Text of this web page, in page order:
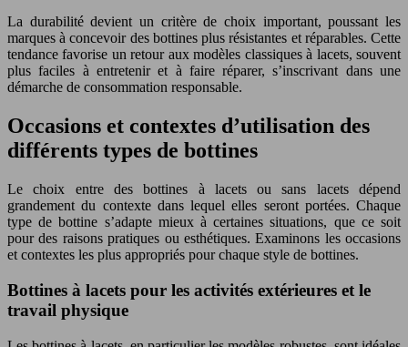
La durabilité devient un critère de choix important, poussant les
marques à concevoir des bottines plus résistantes et réparables. Cette
tendance favorise un retour aux modèles classiques à lacets, souvent
plus faciles à entretenir et à faire réparer, s’inscrivant dans une
démarche de consommation responsable.
Occasions et contextes d’utilisation des
différents types de bottines
Le choix entre des bottines à lacets ou sans lacets dépend
grandement du contexte dans lequel elles seront portées. Chaque
type de bottine s’adapte mieux à certaines situations, que ce soit
pour des raisons pratiques ou esthétiques. Examinons les occasions
et contextes les plus appropriés pour chaque style de bottines.
Bottines à lacets pour les activités extérieures et le
travail physique